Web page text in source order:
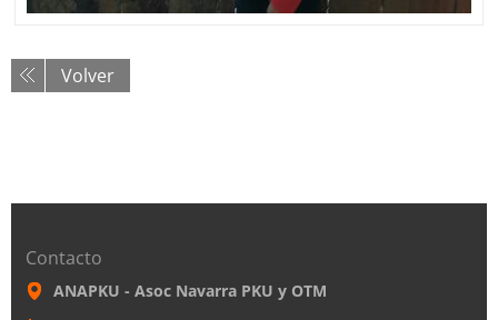
Volver
Contacto
ANAPKU - Asoc Navarra PKU y OTM